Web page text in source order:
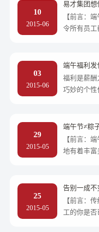
10
2015-06
易才集团想
福利
【前言：
令所有员工
03
2015-06
端午福利发
青睐
福利是薪酬
巧妙的个性
29
2015-05
端午节≠粽
【前言：
地有着丰富
25
2015-05
告别一成不
【前言：
工的你是